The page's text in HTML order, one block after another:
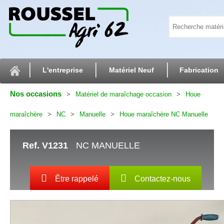
L'entreprise Matériel Neuf Fabrication
Nos occasions Matériel de maraîchage occasion Houe
maraîchère NC Manuelle Houe maraîchère NC Manuelle
NC MANUELLE
Ref. V1231
Être rappelé Contactez-nous